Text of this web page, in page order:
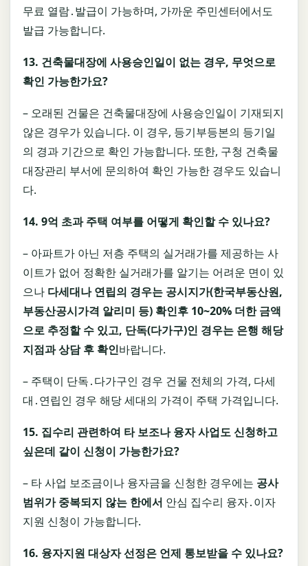
무료 열람․발급이 가능하며, 가까운 주민센터에서도
발급 가능합니다.
13. 건축물대장에 사용승인일이 없는 경우, 무엇으로
확인 가능한가요?
– 오래된 건물은 건축물대장에 사용승인일이 기재되지
않은 경우가 있습니다. 이 경우, 등기부등본의 등기일
의 경과 기간으로 확인 가능합니다. 또한, 구청 건축물
대장관리 부서에 문의하여 확인 가능한 경우도 있습니
다.
14. 9억 초과 주택 여부를 어떻게 확인할 수 있나요?
– 아파트가 아닌 저층 주택의 실거래가를 제공하는 사
이트가 없어 정확한 실거래가를 알기는 어려운 면이 있
으나 다세대나 연립의 경우는 공시지가(한국부동산원,
부동산공시가격 알리미 등) 확인후 10~20% 더한 금액
으로 추정할 수 있고, 단독(다가구)인 경우는 은행 해당
지점과 상담 후 확인바랍니다.
– 주택이 단독․다가구인 경우 건물 전체의 가격, 다세
대․연립인 경우 해당 세대의 가격이 주택 가격입니다.
15. 집수리 관련하여 타 보조나 융자 사업도 신청하고
싶은데 같이 신청이 가능한가요?
– 타 사업 보조금이나 융자금을 신청한 경우에는 공사
범위가 중복되지 않는 한에서 안심 집수리 융자․이자
지원 신청이 가능합니다.
16. 융자지원 대상자 선정은 언제 통보받을 수 있나요?